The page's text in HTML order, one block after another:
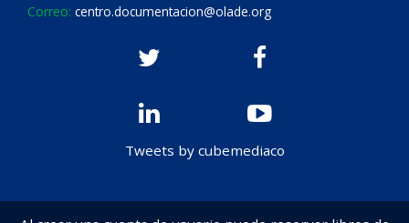
Correo: centro.documentacion@olade.org
Tweets by cubemediaco